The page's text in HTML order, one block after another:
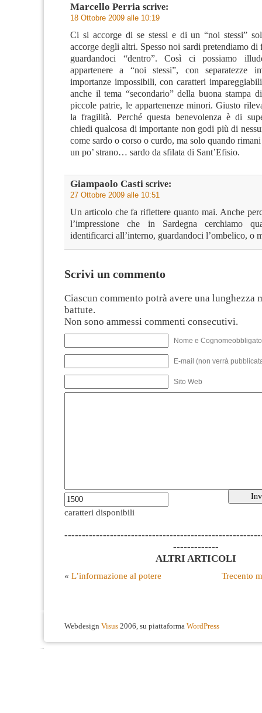
Marcello Perria scrive:
18 Ottobre 2009 alle 10:19
Ci si accorge di se stessi e di un “noi stessi”
accorge degli altri. Spesso noi sardi pretendiamo di
guardandoci “dentro”. Così ci possiamo
appartenere a “noi stessi”, con separatezze
importanze impossibili, con caratteri
anche il tema “secondario” della buona stampa
piccole patrie, le appartenenze minori. Giusto
la fragilità. Perché questa benevolenza è di
chiedi qualcosa di importante non godi più di
come sardo o corso o curdo, ma solo quando
un po’ strano… sardo da sfilata di Sant’Efisio.
Giampaolo Casti scrive:
27 Ottobre 2009 alle 10:51
Un articolo che fa riflettere quanto mai. Anche
l’impressione che in Sardegna cerchiamo
identificarci all’interno, guardandoci l’ombelico, o
Scrivi un commento
Ciascun commento potrà avere una lunghezza
battute.
Non sono ammessi commenti consecutivi.
Nome e
E-mail (non verrà
Sito Web
caratteri disponibili
-------------
ALTRI ARTICOLI
« L’informazione al potere Trecento
Webdesign Visus 2006, su piattaforma WordPress